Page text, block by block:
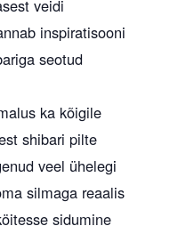
veidi
inspiratisooni
seotud
ka kõigile
shibari pilte
veel ühelegi
silmaga reaalis
sidumine